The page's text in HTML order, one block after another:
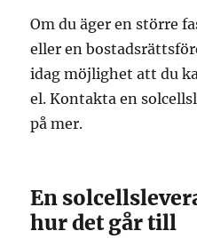
Om du äger en större
eller en
idag möjlighet att du
el. Kontakta en
på mer.
En
hur det går till